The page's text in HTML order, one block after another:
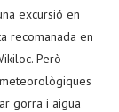
excursió en
recomanada en
Però
gorra i aigua